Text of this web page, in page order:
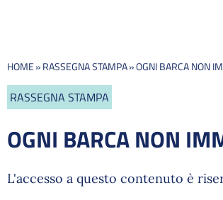
HOME»RASSEGNA STAMPA»OGNI BARCA NON
RASSEGNA STAMPA
OGNI BARCA NON
L'accesso a questo contenuto è